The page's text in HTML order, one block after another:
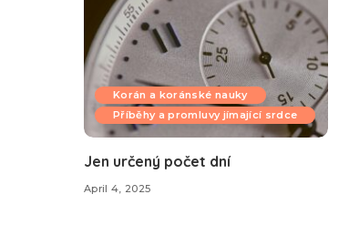
Korán a koránské nauky
Příběhy a promluvy jímající srdce
Jen určený počet dní
April 4, 2025